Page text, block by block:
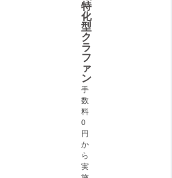
特
化
型
ク
ラ
フ
ァ
ン
手
数
料
0
円
か
ら
実